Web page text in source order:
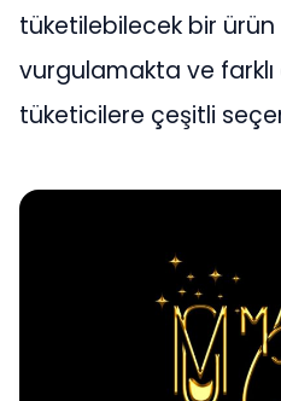
tüketilebilecek bir
vurgulamakta ve
tüketicilere çeşitli